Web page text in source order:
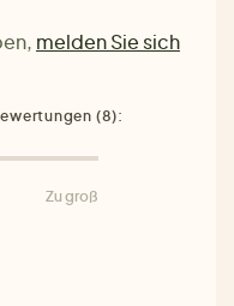
melden Sie sich
(8):
Zu groß